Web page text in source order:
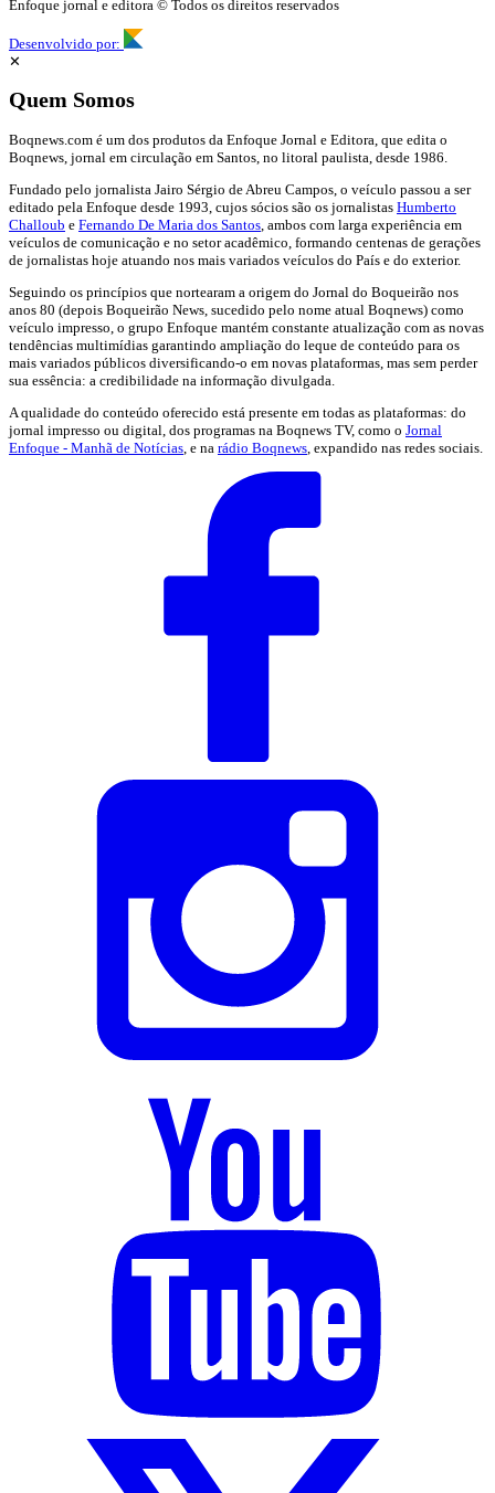
Enfoque jornal e editora © Todos os direitos reservados
Desenvolvido por:
✕
Quem Somos
Boqnews.com é um dos produtos da Enfoque Jornal e Editora, que edita o
Boqnews, jornal em circulação em Santos, no litoral paulista, desde 1986.
Fundado pelo jornalista Jairo Sérgio de Abreu Campos, o veículo passou a ser
editado pela Enfoque desde 1993, cujos sócios são os jornalistas Humberto
Challoub e Fernando De Maria dos Santos , ambos com larga experiência em
veículos de comunicação e no setor acadêmico, formando centenas de gerações
de jornalistas hoje atuando nos mais variados veículos do País e do exterior.
Seguindo os princípios que nortearam a origem do Jornal do Boqueirão nos
anos 80 (depois Boqueirão News, sucedido pelo nome atual Boqnews) como
veículo impresso, o grupo Enfoque mantém constante atualização com as novas
tendências multimídias garantindo ampliação do leque de conteúdo para os
mais variados públicos diversificando-o em novas plataformas, mas sem perder
sua essência: a credibilidade na informação divulgada.
A qualidade do conteúdo oferecido está presente em todas as plataformas: do
jornal impresso ou digital, dos programas na Boqnews TV, como o Jornal
Enfoque - Manhã de Notícias , e na rádio Boqnews , expandido nas redes sociais.